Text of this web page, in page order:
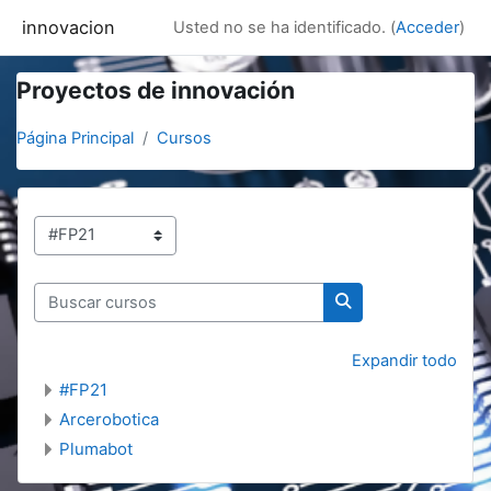
innovacion Usted no se ha identificado. (Acceder)
Proyectos de innovación
Página Principal Cursos
Categorías
Buscar cursos
Buscar cursos
Expandir todo
#FP21
Arcerobotica
Plumabot